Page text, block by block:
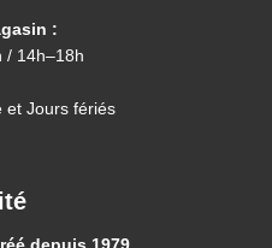
:
/ 14h–18h
et Jours fériés